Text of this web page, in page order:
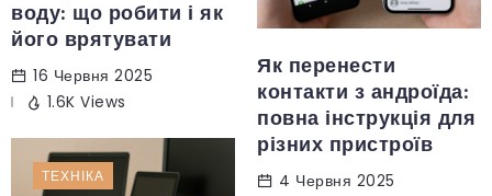
воду: що робити і як
його врятувати
16 Червня 2025
1.6K Views
Як перенести
контакти з андроїда:
повна інструкція для
різних пристроїв
4 Червня 2025
ТЕХНІКА